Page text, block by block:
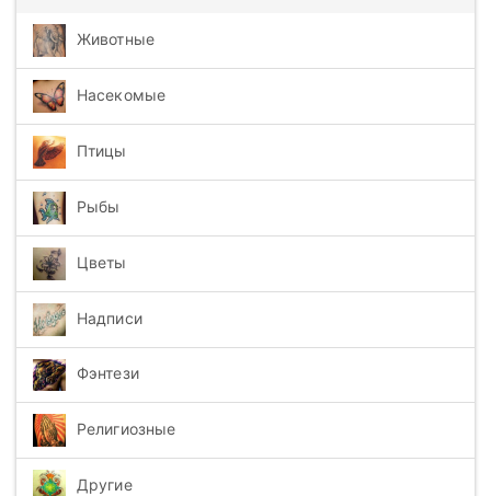
Животные
Насекомые
Птицы
Рыбы
Цветы
Надписи
Фэнтези
Религиозные
Другие